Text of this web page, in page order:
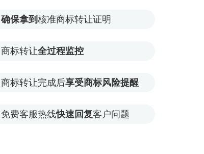
确保拿到 核准商标转让证明
商标转让全过程监控
商标转让完成后享受商标风险提醒
免费客服热线快速回复客户问题